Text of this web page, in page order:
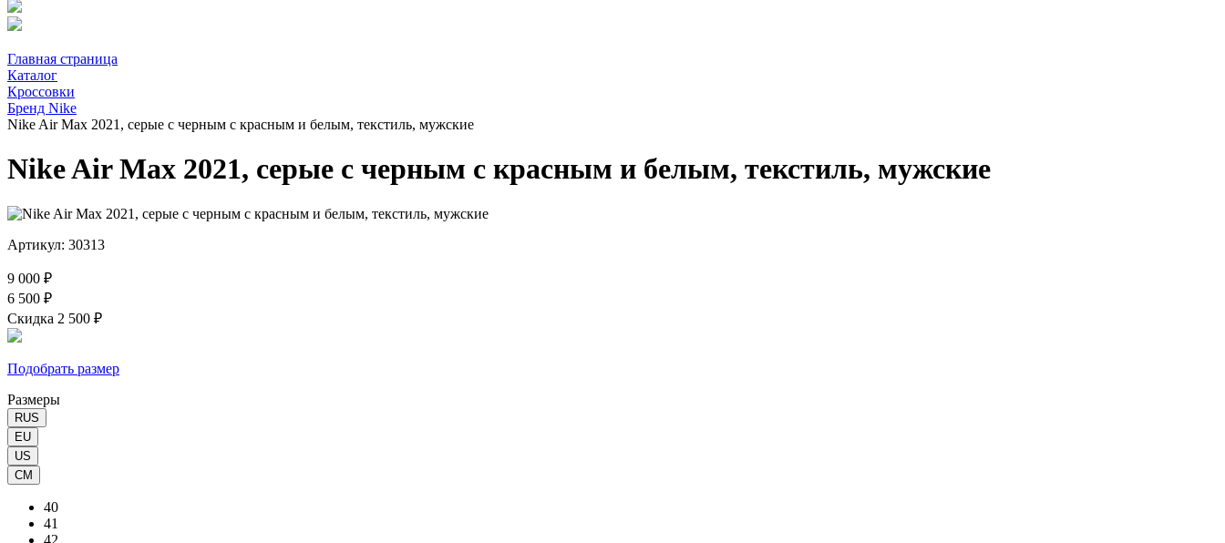
Главная страница
Каталог
Кроссовки
Бренд Nike
Nike Air Max 2021, серые с черным с красным и белым, текстиль, мужские
Nike Air Max 2021, серые с черным с красным и белым, текстиль, мужские
Артикул: 30313
9 000 ₽
6 500 ₽
Скидка 2 500 ₽
Подобрать размер
Размеры
RUS
EU
US
CM
40
41
42